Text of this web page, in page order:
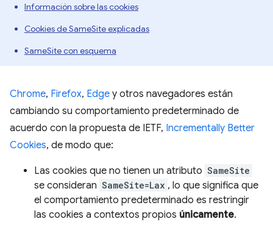
Información sobre las cookies
Cookies de SameSite explicadas
SameSite con esquema
Chrome, Firefox, Edge y otros navegadores están
cambiando su comportamiento predeterminado de
acuerdo con la propuesta de IETF, Incrementally Better
Cookies, de modo que:
Las cookies que no tienen un atributo SameSite
se consideran SameSite=Lax , lo que significa que
el comportamiento predeterminado es restringir
las cookies a contextos propios únicamente.